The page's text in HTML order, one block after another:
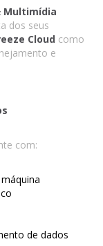
Multimídia
dos seus
Cloud como
e
com:
de dados